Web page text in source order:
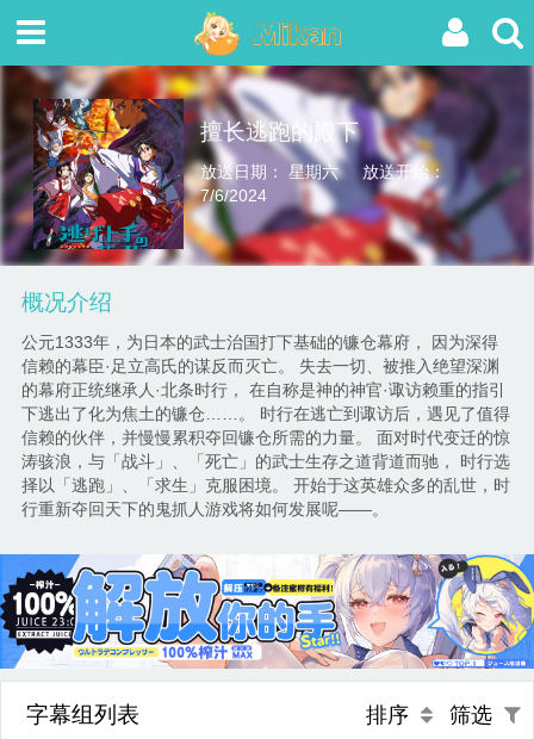
擅长逃跑的殿下
放送日期： 星期六
放送开始：
7/6/2024
概况介绍
公元1333年，为日本的武士治国打下基础的镰仓幕府， 因为深得
信赖的幕臣·足立高氏的谋反而灭亡。 失去一切、被推入绝望深渊
的幕府正统继承人·北条时行， 在自称是神的神官·诹访赖重的指引
下逃出了化为焦土的镰仓……。 时行在逃亡到诹访后，遇见了值得
信赖的伙伴，并慢慢累积夺回镰仓所需的力量。 面对时代变迁的惊
涛骇浪，与「战斗」、「死亡」的武士生存之道背道而驰， 时行选
择以「逃跑」、「求生」克服困境。 开始于这英雄众多的乱世，时
行重新夺回天下的鬼抓人游戏将如何发展呢――。
字幕组列表 排序 筛选